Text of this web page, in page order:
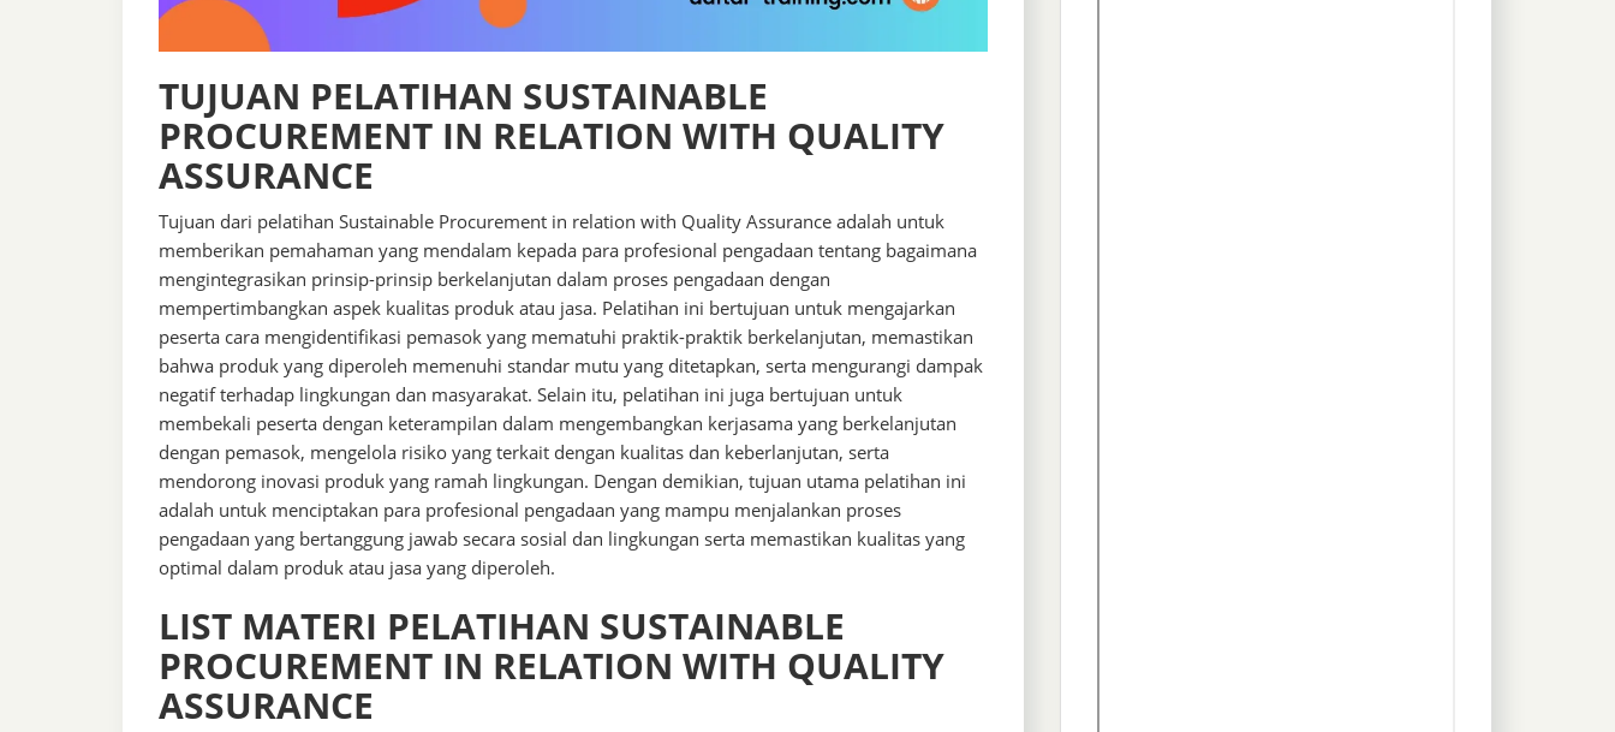
TUJUAN PELATIHAN SUSTAINABLE
PROCUREMENT IN RELATION WITH QUALITY
ASSURANCE
Tujuan dari pelatihan Sustainable Procurement in relation with Quality Assurance adalah untuk
memberikan pemahaman yang mendalam kepada para profesional pengadaan tentang bagaimana
mengintegrasikan prinsip-prinsip berkelanjutan dalam proses pengadaan dengan
mempertimbangkan aspek kualitas produk atau jasa. Pelatihan ini bertujuan untuk mengajarkan
peserta cara mengidentifikasi pemasok yang mematuhi praktik-praktik berkelanjutan, memastikan
bahwa produk yang diperoleh memenuhi standar mutu yang ditetapkan, serta mengurangi dampak
negatif terhadap lingkungan dan masyarakat. Selain itu, pelatihan ini juga bertujuan untuk
membekali peserta dengan keterampilan dalam mengembangkan kerjasama yang berkelanjutan
dengan pemasok, mengelola risiko yang terkait dengan kualitas dan keberlanjutan, serta
mendorong inovasi produk yang ramah lingkungan. Dengan demikian, tujuan utama pelatihan ini
adalah untuk menciptakan para profesional pengadaan yang mampu menjalankan proses
pengadaan yang bertanggung jawab secara sosial dan lingkungan serta memastikan kualitas yang
optimal dalam produk atau jasa yang diperoleh.
LIST MATERI PELATIHAN SUSTAINABLE
PROCUREMENT IN RELATION WITH QUALITY
ASSURANCE